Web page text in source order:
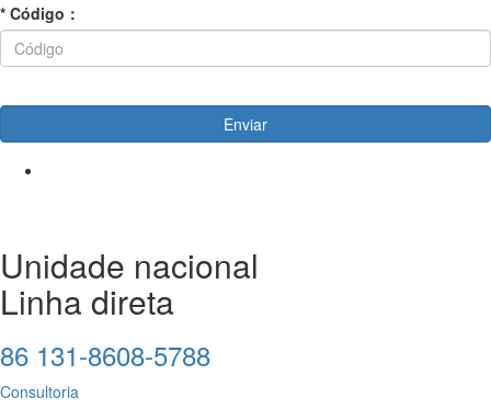
* Código ：
Unidade nacional
Linha direta
86 131-8608-5788
Consultoria